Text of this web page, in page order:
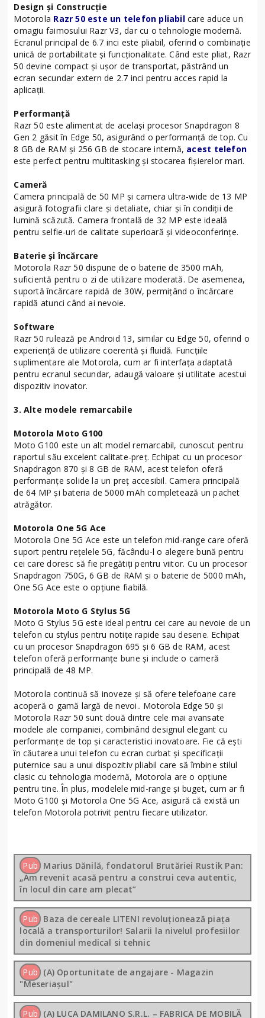
Design și Construcție
Motorola Razr 50 este un telefon pliabilcare aduce un
omagiu faimosului Razr V3, dar cu o tehnologie modernă.
Ecranul principal de 6.7 inci este pliabil, oferind o combinație
unică de portabilitate și funcționalitate. Când este pliat, Razr
50 devine compact și ușor de transportat, păstrând un
ecran secundar extern de 2.7 inci pentru acces rapid la
aplicații.
Performanță
Razr 50 este alimentat de același procesor Snapdragon 8
Gen 2 găsit în Edge 50, asigurând o performanță de top. Cu
8 GB de RAM și 256 GB de stocare internă, acest telefon
este perfect pentru multitasking și stocarea fișierelor mari.
Cameră
Camera principală de 50 MP și camera ultra-wide de 13 MP
asigură fotografii clare și detaliate, chiar și în condiții de
lumină scăzută. Camera frontală de 32 MP este ideală
pentru selfie-uri de calitate superioară și videoconferințe.
Baterie și încărcare
Motorola Razr 50 dispune de o baterie de 3500 mAh,
suficientă pentru o zi de utilizare moderată. De asemenea,
suportă încărcare rapidă de 30W, permițând o încărcare
rapidă atunci când ai nevoie.
Software
Razr 50 rulează pe Android 13, similar cu Edge 50, oferind o
experiență de utilizare coerentă și fluidă. Funcțiile
suplimentare ale Motorola, cum ar fi interfața adaptată
pentru ecranul secundar, adaugă valoare și utilitate acestui
dispozitiv inovator.
3. Alte modele remarcabile
Motorola Moto G100
Moto G100 este un alt model remarcabil, cunoscut pentru
raportul său excelent calitate-preț. Echipat cu un procesor
Snapdragon 870 și 8 GB de RAM, acest telefon oferă
performanțe solide la un preț accesibil. Camera principală
de 64 MP și bateria de 5000 mAh completează un pachet
atrăgător.
Motorola One 5G Ace
Motorola One 5G Ace este un telefon mid-range care oferă
suport pentru rețelele 5G, făcându-l o alegere bună pentru
cei care doresc să fie pregătiți pentru viitor. Cu un procesor
Snapdragon 750G, 6 GB de RAM și o baterie de 5000 mAh,
One 5G Ace este o opțiune fiabilă.
Motorola Moto G Stylus 5G
Moto G Stylus 5G este ideal pentru cei care au nevoie de un
telefon cu stylus pentru notițe rapide sau desene. Echipat
cu un procesor Snapdragon 695 și 6 GB de RAM, acest
telefon oferă performanțe bune și include o cameră
principală de 48 MP.
Motorola continuă să inoveze și să ofere telefoane care
acoperă o gamă largă de nevoi.. Motorola Edge 50 și
Motorola Razr 50 sunt două dintre cele mai avansate
modele ale companiei, combinând designul elegant cu
performanțe de top și caracteristici inovatoare. Fie că ești
în căutarea unui telefon cu ecran curbat și specificații
puternice sau a unui dispozitiv pliabil care să îmbine stilul
clasic cu tehnologia modernă, Motorola are o opțiune
pentru tine. În plus, modelele mid-range și buget, cum ar fi
Moto G100 și Motorola One 5G Ace, asigură că există un
telefon Motorola potrivit pentru fiecare utilizator.
Pub Marius Dănilă, fondatorul Brutăriei Rustik Pan:
„Am revenit acasă pentru a construi ceva autentic,
în locul din care am plecat”
Pub Baza de cereale LITENI revoluționează piața
locală a transporturilor! Salarii la nivelul profesiilor
din domeniul medical si tehnic
Pub (A) Oportunitate de angajare - Magazin
"Meseriașul"
Pub (A) LUCA DAMILANO S.R.L. – FABRICA DE MOBILĂ